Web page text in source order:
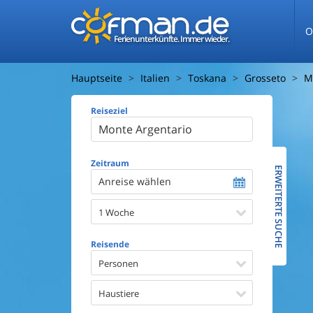
Ferienunterkünfte. Immer wieder.
Hauptseite Italien Toskana Grosseto
Reiseziel
Zeitraum
Anreise wählen
1 Woche
Reisende
Personen
Haustiere
Ausstattung
Whirlpool
ERWEITERTE SUCHE